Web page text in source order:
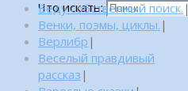
Что искать:
Веду собственный поиск. |
Венки, поэмы, циклы. |
Верлибр |
Веселый правдивый
рассказ |